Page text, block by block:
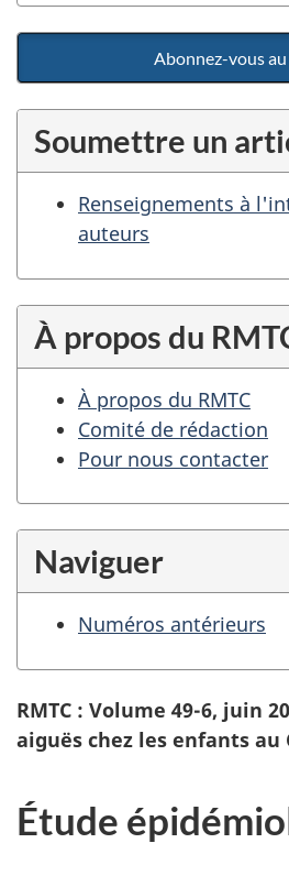
Abonnez-vous au
Soumettre un
Renseignements à
auteurs
À propos du
À propos du RMTC
Comité de rédaction
Pour nous contacter
Naviguer
Numéros antérieurs
RMTC : Volume 49-6, juin
aiguës chez les enfants au
Étude